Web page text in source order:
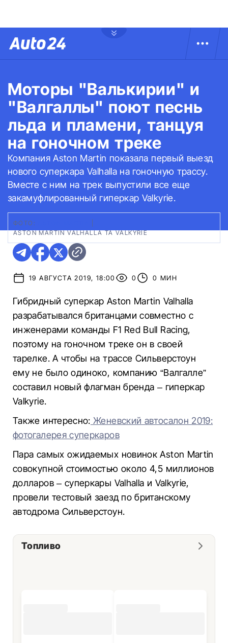
Моторы "Валькирии" и
"Валгаллы" поют песнь
льда и пламени, танцуя
на гоночном треке
Компания Aston Martin показала первый выезд
нового суперкара Valhalla на гоночную трассу.
Вместе с ним на трек выпустили все еще
закамуфлированный гиперкар Valkyrie.
ФОТО:
ASTON MARTIN VALHALLA ТА VALKYRIE
19 АВГУСТА 2019, 18:00 0 0 МИН
Гибридный суперкар Aston Martin Valhalla
разрабатывался британцами совместно с
инженерами команды F1 Red Bull Racing,
поэтому на гоночном треке он в своей
тарелке. А чтобы на трассе Сильверстоун
ему не было одиноко, компанию “Валгалле”
составил новый флагман бренда – гиперкар
Valkyrie.
Также интересно: Женевский автосалон 2019:
фотогалерея суперкаров
Пара самых ожидаемых новинок Aston Martin
совокупной стоимостью около 4,5 миллионов
долларов – суперкары Valhalla и Valkyrie,
провели тестовый заезд по британскому
автодрома Сильверстоун.
Топливо